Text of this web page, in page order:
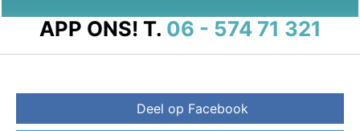
APP ONS! T. 06 - 574 71 321
Deel op Facebook